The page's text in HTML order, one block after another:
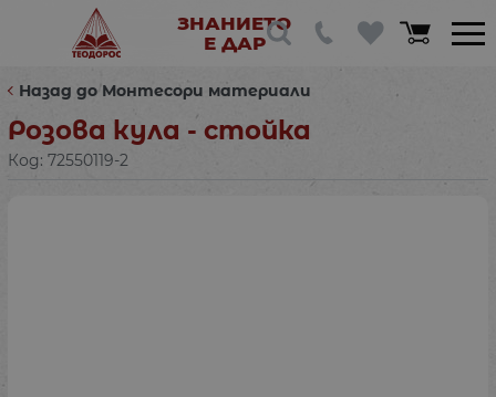
ЗНАНИЕТО
Е ДАР
Назад до Монтесори материали
Розова кула - стойка
Код: 72550119-2